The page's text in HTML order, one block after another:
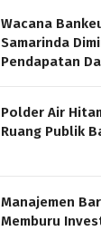
Wacana
Samarinda
Pendapatan
Polder Air
Ruang Publik
Manajemen
Memburu